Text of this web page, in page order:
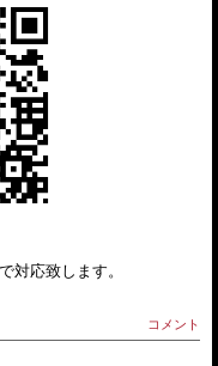
対応致します。
コメント